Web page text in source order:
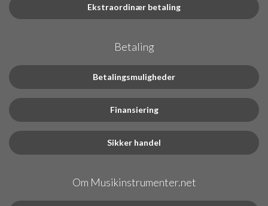
Ekstraordinær betaling
Betaling
Betalingsmuligheder
Finansiering
Sikker handel
Om Musikinstrumenter.net